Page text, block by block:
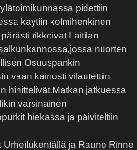
pidettiin
käytiin kolmihenkinen
rikkoivat Laitilan
nuorten
Osuuspankin
vaan kainosti vilautettiin
hihittelivät.Matkan jatkuessa
varsinainen
hiekassa ja päiviteltiin
ja Rauno Rinne